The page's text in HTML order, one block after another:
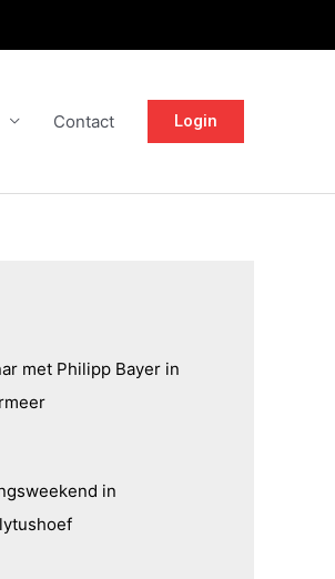
Contact Login
met Philipp Bayer in
in